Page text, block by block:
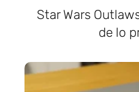
Star Wars
de lo